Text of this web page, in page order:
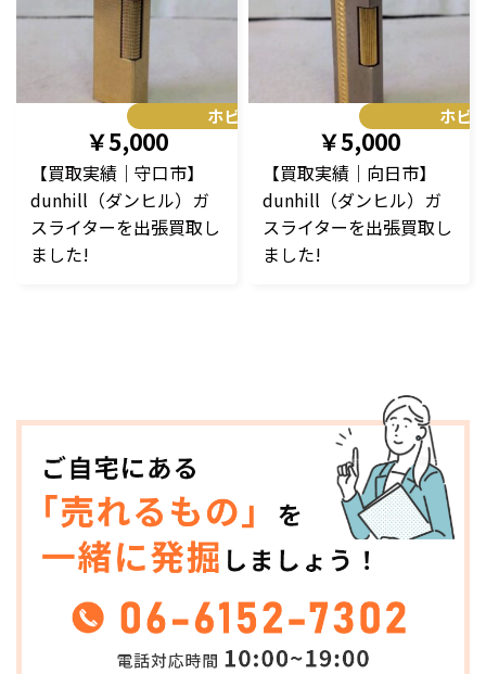
ホビー
￥5,000
【買取実績｜守口市】
dunhill（ダンヒル）ガ
スライターを出張買取し
ました!
ホビ
￥5,000
【買取実績｜向日市】
dunhill（ダンヒル）ガ
スライターを出張買取し
ました!